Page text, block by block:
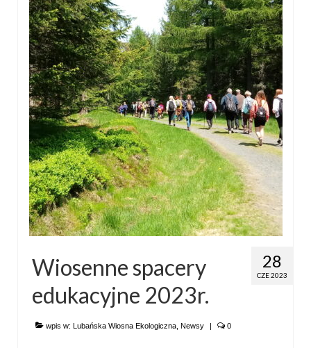
28
CZE 2023
Wiosenne spacery
edukacyjne 2023r.
wpis w: Lubańska Wiosna Ekologiczna Newsy | 0